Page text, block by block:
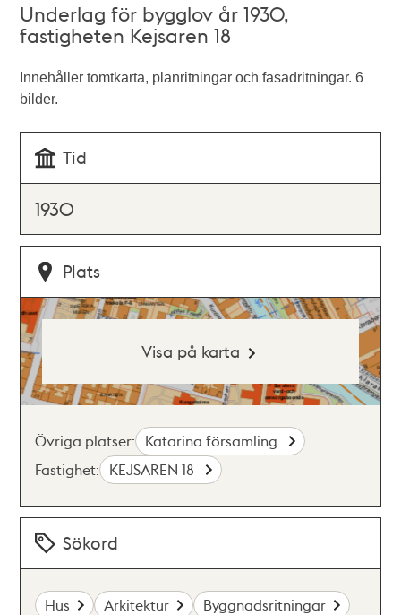
Underlag för bygglov år 1930,
fastigheten Kejsaren 18
Innehåller tomtkarta, planritningar och fasadritningar. 6
bilder.
Tid
1930
Plats
Visa på karta
Övriga platser: Katarina församling
Fastighet: KEJSAREN 18
Sökord
Hus Arkitektur
Byggnadsritningar